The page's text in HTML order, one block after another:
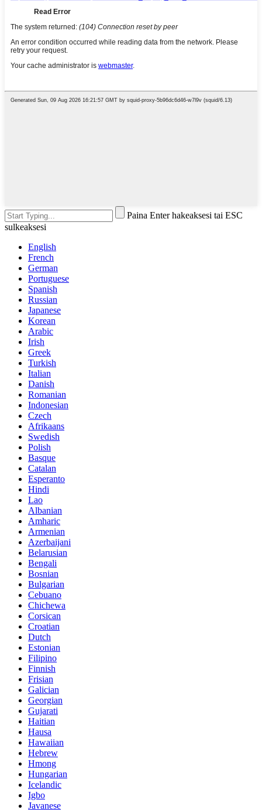
Paina Enter hakeaksesi tai ESC
sulkeaksesi
English
French
German
Portuguese
Spanish
Russian
Japanese
Korean
Arabic
Irish
Greek
Turkish
Italian
Danish
Romanian
Indonesian
Czech
Afrikaans
Swedish
Polish
Basque
Catalan
Esperanto
Hindi
Lao
Albanian
Amharic
Armenian
Azerbaijani
Belarusian
Bengali
Bosnian
Bulgarian
Cebuano
Chichewa
Corsican
Croatian
Dutch
Estonian
Filipino
Finnish
Frisian
Galician
Georgian
Gujarati
Haitian
Hausa
Hawaiian
Hebrew
Hmong
Hungarian
Icelandic
Igbo
Javanese